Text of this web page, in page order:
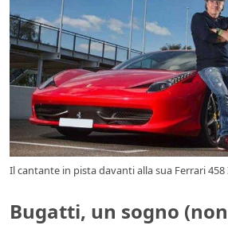
Il cantante in pista davanti alla sua Ferrari 458
Bugatti, un sogno